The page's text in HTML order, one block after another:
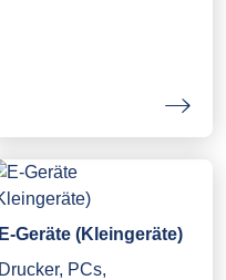
E-Geräte (Kleingeräte)
Drucker, PCs,